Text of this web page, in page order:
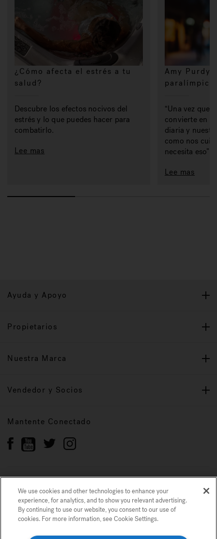
¿Cómo afecta el estrés a tu
salud?
Descubre los efectos nocivos del
estrés y lo que puedes hacer para
combatirlo.
Lee mas
Amy Purdy,
paralímpica
“Una vez que
convierte en
diaria y
como nos
necesita eso”.
Lee mas
Ayuda y Apoyo
Propietarios
Nuestra Marca
Vendedor y Socios
Mantente Conectado
Política de privacidad
Marcas registradas
Mapa del sitio
© 2022 Jacuzzi Inc. Todos los derechos reservados.
Usamos cookies y otras tecnologías para mejorar su experiencia, para análisis
web, acepta nuestro uso de cookies. Para obtener más información, consulte
We use cookies and other technologies to enhance your
experience, for analytics, and to show you relevant advertising.
By continuing to use our website, you consent to our use of
cookies. For more information, see Cookie Settings.